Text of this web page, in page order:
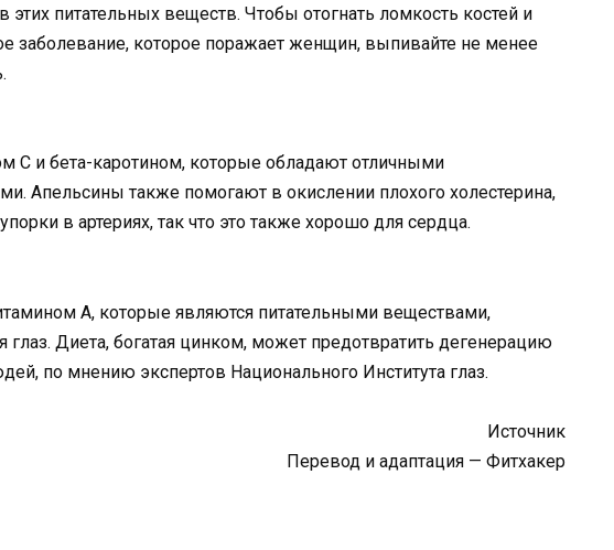
этих питательных веществ. Чтобы отогнать ломкость костей и
заболевание, которое поражает женщин, выпивайте не менее
С и бета-каротином, которые обладают отличными
Апельсины также помогают в окислении плохого холестерина,
в артериях, так что это также хорошо для сердца.
А, которые являются питательными веществами,
Диета, богатая цинком, может предотвратить дегенерацию
по мнению экспертов Национального Института глаз.
Источник
Перевод и адаптация — Фитхакер